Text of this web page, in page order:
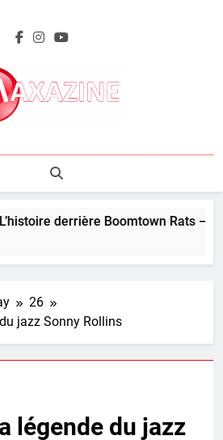
derrière Boomtown Rats – “I
26
jazz Sonny Rollins
légende du jazz